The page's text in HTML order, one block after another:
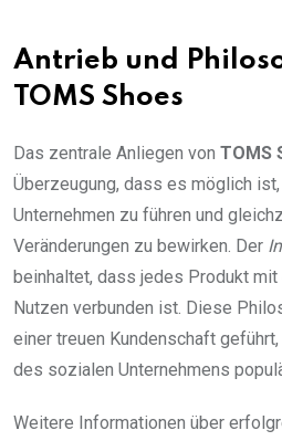
Antrieb und
TOMS Shoes
Das zentrale Anliegen von TOMS
Überzeugung, dass es möglich
Unternehmen zu führen und
Veränderungen zu bewirken. Der
beinhaltet, dass jedes Produkt
Nutzen verbunden ist. Diese
einer treuen Kundenschaft geführt,
des sozialen Unternehmens
Weitere Informationen über